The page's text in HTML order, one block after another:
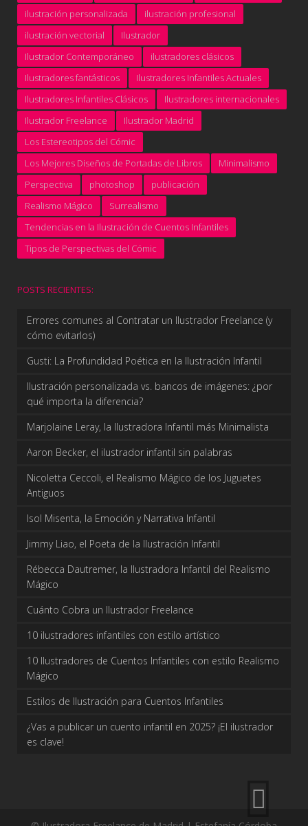
ilustración personalizada
ilustración profesional
ilustración vectorial
Ilustrador
Ilustrador Contemporáneo
ilustradores clásicos
Ilustradores fantásticos
Ilustradores Infantiles Actuales
Ilustradores Infantiles Clásicos
Ilustradores internacionales
Ilustrador Freelance
Ilustrador Madrid
Los Estereotipos del Cómic
Los Mejores Diseños de Portadas de Libros
Minimalismo
Perspectiva
photoshop
publicación
Realismo Mágico
Surrealismo
Tendencias en la Ilustración de Cuentos Infantiles
Tipos de Perspectivas del Cómic
POSTS RECIENTES:
Errores comunes al Contratar un Ilustrador Freelance (y
cómo evitarlos)
Gusti: La Profundidad Poética en la Ilustración Infantil
Ilustración personalizada vs. bancos de imágenes: ¿por
qué importa la diferencia?
Marjolaine Leray, la Ilustradora Infantil más Minimalista
Aaron Becker, el ilustrador infantil sin palabras
Nicoletta Ceccoli, el Realismo Mágico de los Juguetes
Antiguos
Isol Misenta, la Emoción y Narrativa Infantil
Jimmy Liao, el Poeta de la Ilustración Infantil
Rébecca Dautremer, la Ilustradora Infantil del Realismo
Mágico
Cuánto Cobra un Ilustrador Freelance
10 ilustradores infantiles con estilo artístico
10 Ilustradores de Cuentos Infantiles con estilo Realismo
Mágico
Estilos de Ilustración para Cuentos Infantiles
¿Vas a publicar un cuento infantil en 2025? ¡El ilustrador
es clave!